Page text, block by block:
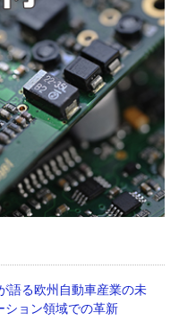
語る欧州自動車産業の未
ョン領域での革新